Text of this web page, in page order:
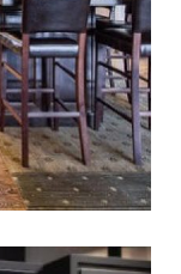
עיצוב מטבח
להיות
עצמם